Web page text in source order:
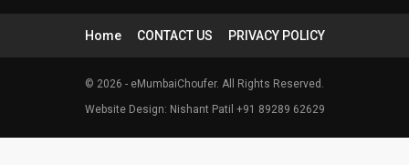
Home CONTACT US PRIVACY POLICY
© 2026 - eMumbaiChoufer. All Rights Reserved.
Website Design: Nishant Patil +91 89289 62629